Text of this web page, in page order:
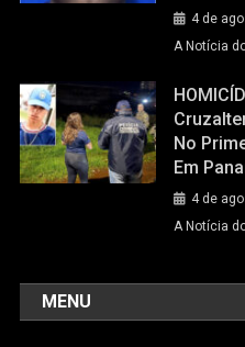
4 de
A Notícia
No
Em
4 de
A Notícia
MENU